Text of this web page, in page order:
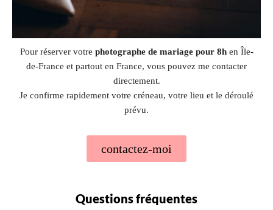
Pour réserver votre photographe de mariage pour 8hen Île-
de-France et partout en France, vous pouvez me contacter
directement.
Je confirme rapidement votre créneau, votre lieu et le déroulé
prévu.
contactez-moi
Questions fréquentes